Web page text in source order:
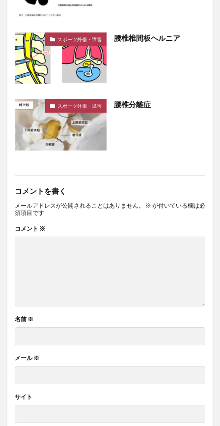
スポーツ外傷・障害 腰椎椎間板ヘルニア
スポーツ外傷・障害 腰椎分離症
コメントを書く
メールアドレスが公開されることはありません。 ※ が付いている欄は必
須項目です
コメント ※
名前 ※
メール※
サイト